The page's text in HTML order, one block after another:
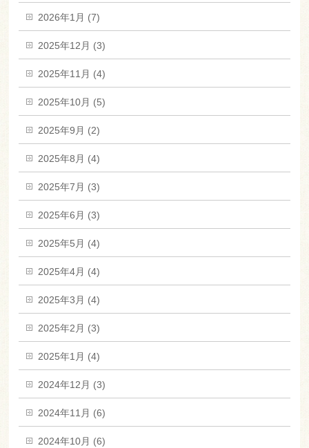
2026年1月 (7)
2025年12月 (3)
2025年11月 (4)
2025年10月 (5)
2025年9月 (2)
2025年8月 (4)
2025年7月 (3)
2025年6月 (3)
2025年5月 (4)
2025年4月 (4)
2025年3月 (4)
2025年2月 (3)
2025年1月 (4)
2024年12月 (3)
2024年11月 (6)
2024年10月 (6)